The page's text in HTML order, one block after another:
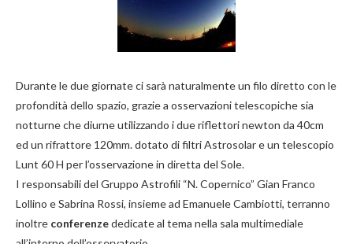
Durante le due giornate ci sarà naturalmente un filo diretto con le
profondità dello spazio, grazie a osservazioni telescopiche sia
notturne che diurne utilizzando i due riflettori newton da 40cm
ed un rifrattore 120mm. dotato di filtri Astrosolar e un telescopio
Lunt 60 H per l’osservazione in diretta del Sole.
I responsabili del Gruppo Astrofili “N. Copernico” Gian Franco
Lollino e Sabrina Rossi, insieme ad Emanuele Cambiotti, terranno
inoltre conferenzededicate al tema nella sala multimediale